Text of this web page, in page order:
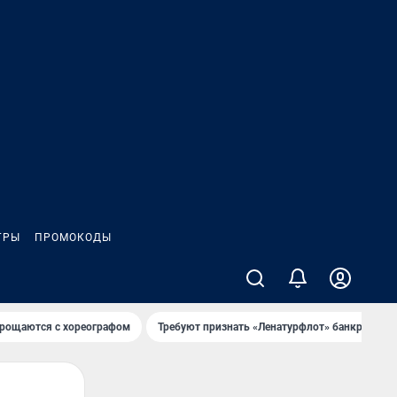
ПРОМОКОДЫ
с хореографом Требуют признать «Ленатурфлот» банкротом